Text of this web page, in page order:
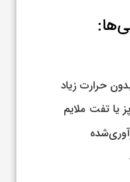
حرارت زیاد
یا تفت ملایم